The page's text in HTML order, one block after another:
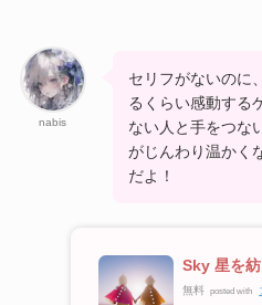
nabis
セリフがないのに
るくらい感動する
ない人と手をつな
がじんわり温かく
だよ！
Sky 星を
無料 posted with